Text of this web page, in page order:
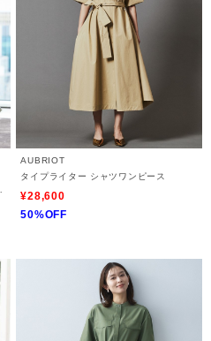
AUBRIOT
タイプライター シャツワンピース
¥28,600
50%OFF